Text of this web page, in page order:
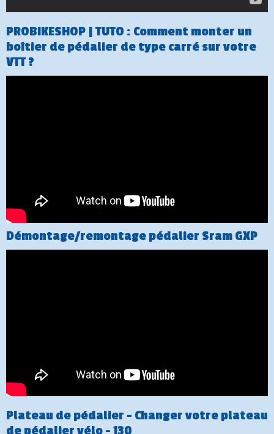
PROBIKESHOP | TUTO : Comment monter un
boîtier de pédalier de type carré sur votre
VTT ?
Démontage/remontage pédalier Sram GXP
Plateau de pédalier - Changer votre plateau